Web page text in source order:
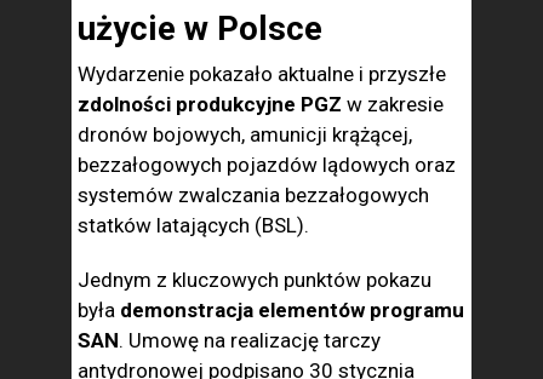
użycie w Polsce
Wydarzenie pokazało aktualne i przyszłe
zdolności produkcyjne PGZ w zakresie
dronów bojowych, amunicji krążącej,
bezzałogowych pojazdów lądowych oraz
systemów zwalczania bezzałogowych
statków latających (BSL).
Jednym z kluczowych punktów pokazu
była demonstracja elementów programu
SAN. Umowę na realizację tarczy
antydronowej podpisano 30 stycznia